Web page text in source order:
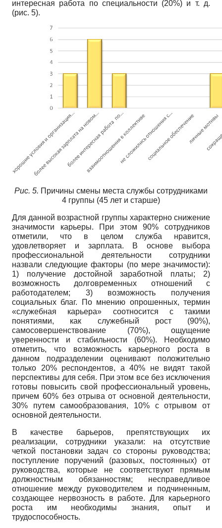
интересная работа по специальности (20%) и т. д.
(рис. 5).
Рис. 5. Причины смены места службы сотрудниками
4 группы (45 лет и старше)
Для данной возрастной группы характерно снижение
значимости карьеры. При этом 90% сотрудников
отметили, что в целом служба нравится,
удовлетворяет и зарплата. В основе выбора
профессиональной деятельности сотрудники
назвали следующие факторы (по мере значимости):
1) получение достойной заработной платы; 2)
возможность долговременных отношений с
работодателем; 3) возможность получения
социальных благ. По мнению опрошенных, термин
«служебная карьера» соотносится с такими
понятиями, как служебный рост (90%),
самосовершенствование (70%), ощущение
уверенности и стабильности (60%). Необходимо
отметить, что возможность карьерного роста в
данном подразделении оценивают положительно
только 20% респондентов, а 40% не видят такой
перспективы для себя. При этом все без исключения
готовы повысить свой профессиональный уровень,
причем 60% без отрыва от основной деятельности,
30% путем самообразования, 10% с отрывом от
основной деятельности.
В качестве барьеров, препятствующих их
реализации, сотрудники указали: на отсутствие
четкой постановки задач со стороны руководства;
поступление поручений (разовых, постоянных) от
руководства, которые не соответствуют прямым
должностным обязанностям; несправедливое
отношение между руководителем и подчиненным,
создающее нервозность в работе. Для карьерного
роста им необходимы знания, опыт и
трудоспособность.